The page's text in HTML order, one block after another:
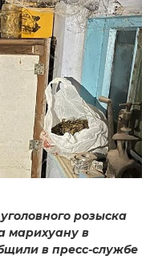
розыска
марихуану в
в пресс-службе